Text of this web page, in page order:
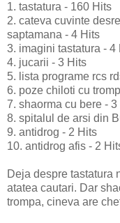
1. tastatura - 160 Hits
2. cateva cuvinte
saptamana - 4 Hits
3. imagini tastatura - 4
4. jucarii - 3 Hits
5. lista programe rcs
6. poze chiloti cu
7. shaorma cu bere - 3
8. spitalul de arsi din
9. antidrog - 2 Hits
10. antidrog afis - 2
Deja despre tastatura
atatea cautari. Dar
trompa, cineva are